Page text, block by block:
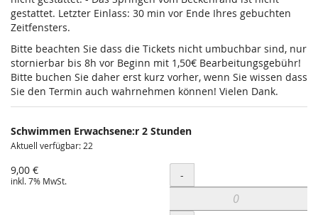
gestattet. Letzter Einlass: 30 min vor Ende Ihres gebuchten
Zeitfensters.
Bitte beachten Sie dass die Tickets nicht umbuchbar sind, nur
stornierbar bis 8h vor Beginn mit 1,50€ Bearbeitungsgebühr!
Bitte buchen Sie daher erst kurz vorher, wenn Sie wissen dass
Sie den Termin auch wahrnehmen können! Vielen Dank.
Schwimmen Erwachsene:r 2 Stunden
Aktuell verfügbar: 22
9,00 €
inkl. 7% MwSt. Menge
-